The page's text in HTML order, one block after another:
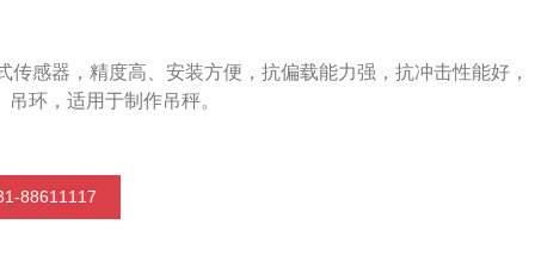
传感器，精度高、安装方便，抗偏载能力强，抗冲击性能好，
环，适用于制作吊秤。
88611117